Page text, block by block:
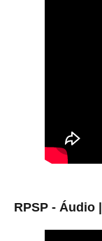
RPSP - Áudio |